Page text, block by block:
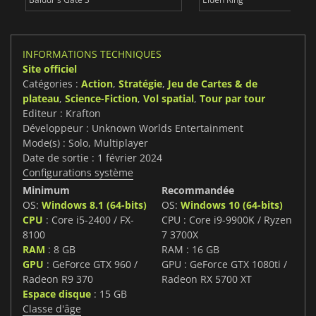
INFORMATIONS TECHNIQUES
Site officiel
Catégories : Action, Stratégie, Jeu de Cartes & de
plateau, Science-Fiction, Vol spatial, Tour par tour
Editeur : Krafton
Développeur : Unknown Worlds Entertainment
Mode(s) : Solo, Multiplayer
Date de sortie : 1 février 2024
Configurations système
Minimum
OS: Windows 8.1 (64-bits)
CPU : Core i5-2400 / FX-
8100
RAM : 8 GB
GPU : GeForce GTX 960 /
Radeon R9 370
Espace disque : 15 GB
Recommandée
OS: Windows 10 (64-bits)
CPU : Core i9-9900K / Ryzen
7 3700X
RAM : 16 GB
GPU : GeForce GTX 1080ti /
Radeon RX 5700 XT
Classe d'âge